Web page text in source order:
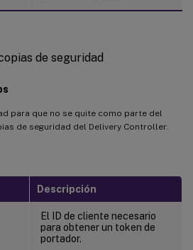
de seguridad
para que no se quite como parte del
de seguridad del Delivery Controller.
Descripción
El ID de cliente necesario
para obtener un token de
portador.